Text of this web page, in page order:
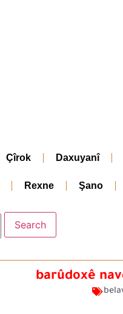
Çîrok Daxuyanî
Rexne Şano
barûdoxê